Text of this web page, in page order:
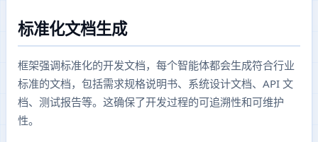
标准化文档生成
框架强调标准化的开发文档，每个智能体都会生成符合行业
标准的文档，包括需求规格说明书、系统设计文档、API 文
档、测试报告等。这确保了开发过程的可追溯性和可维护
性。